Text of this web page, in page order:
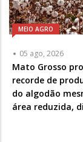
MEIO AGRO
05 ago, 2026
Mato Grosso
recorde de
do algodão
área reduzida,